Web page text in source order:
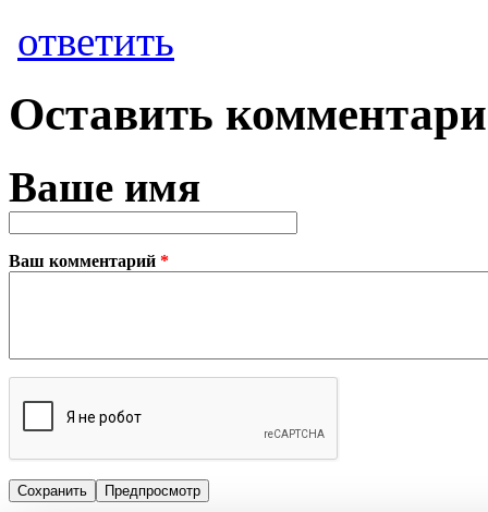
ответить
Оставить
Ваше имя
Ваш комментарий *
Plain text